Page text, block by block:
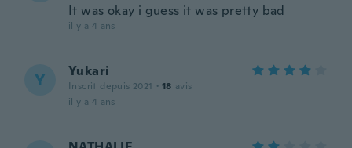
It was okay i guess it was pretty bad
il y a 4 ans
Y Yukari
Inscrit depuis 2021 · 18 avis
il y a 4 ans